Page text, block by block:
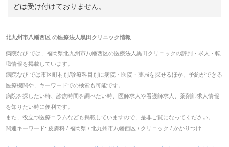
どは受け付けておりません。
北九州市八幡西区の医療法人黒田クリニック情報
病院なび では、 福岡県北九州市八幡西区の医療法人黒田クリニックの評判・求人・転
職情報を掲載しています。
病院なび では市区町村別/診療科目別に病院・医院・薬局を探せるほか、予約ができる
医療機関や、キーワードでの検索も可能です。
病院を探したい時、診療時間を調べたい時、医師求人や看護師求人、薬剤師求人情報
を知りたい時に便利です。
また、役立つ医療コラムなども掲載していますので、是非ご覧になってください。
関連キーワード: 皮膚科 / 福岡県 / 北九州市八幡西区 / クリニック / かかりつけ